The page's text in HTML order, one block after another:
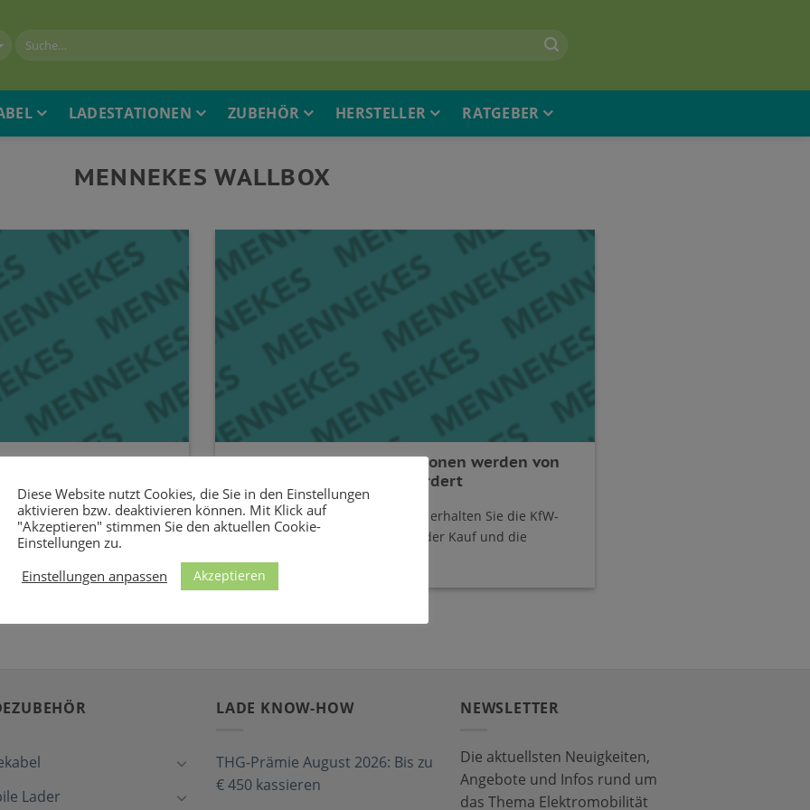
LADESTATIONEN ZUBEHÖR HERSTELLER RATGEBER
MENNEKES WALLBOX
von MENNEKES
MENNEKES ist ein
Ladelösungen
Diese Mennekes-Ladestationen werden von
der KfW mit 900 EUR gefördert
Für diese MENNEKES-Wallboxen erhalten Sie die KfW-
Förderung In Deutschland wird der Kauf und die
Lader
LADE KNOW-HOW
THG-Prämie August 2026: Bis zu
€ 450 kassieren
NEWSLETTER
Die aktuellsten Neuigkeiten,
Angebote und Infos rund um
das Thema Elektromobilität
Diese Website nutzt Cookies, die Sie in den Einstellungen
aktivieren bzw. deaktivieren können. Mit Klick auf
"Akzeptieren" stimmen Sie den aktuellen Cookie-
Einstellungen zu.
Einstellungen anpassen
Akzeptieren